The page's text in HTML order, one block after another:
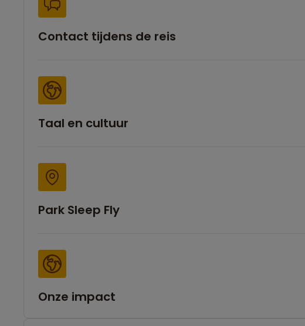
Contact tijdens de reis
Taal en cultuur
Park Sleep Fly
Onze impact